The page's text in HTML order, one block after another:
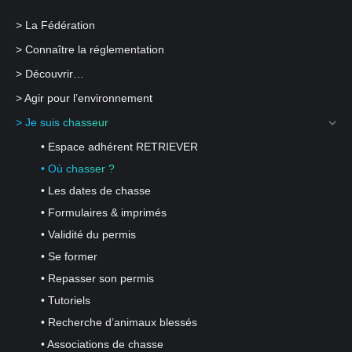
windowwindowwindow
> La Fédération
> Connaître la réglementation
> Découvrir…
> Agir pour l’environnement
> Je suis chasseur
• Espace adhérent RETRIEVER
• Où chasser ?
• Les dates de chasse
• Formulaires & imprimés
• Validité du permis
• Se former
• Repasser son permis
• Tutoriels
• Recherche d’animaux blessés
• Associations de chasse